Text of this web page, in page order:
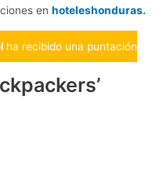
en hoteleshonduras.
ha recibido una puntación